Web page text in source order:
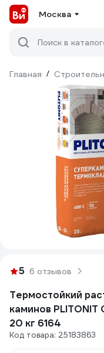
Москва
Поиск в
Главная /
5 6 отзывов
Термостойкий
каминов
20 кг 6164
Код товара: 25183863